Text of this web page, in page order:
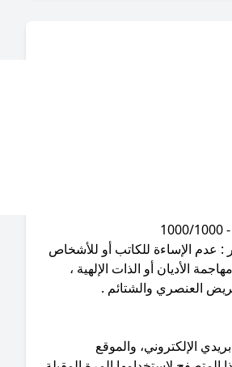
للكاتب أو للأشخاص
أو الذات الإلهية ،
والشتائم .
والموقع